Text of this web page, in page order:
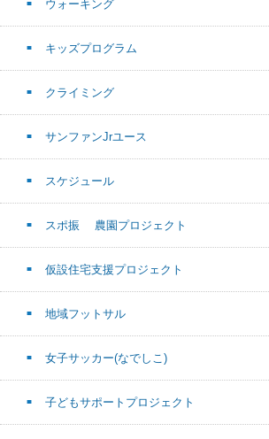
ウォーキング
キッズプログラム
クライミング
サンファンJrユース
スケジュール
スポ振 農園プロジェクト
仮設住宅支援プロジェクト
地域フットサル
女子サッカー(なでしこ)
子どもサポートプロジェクト